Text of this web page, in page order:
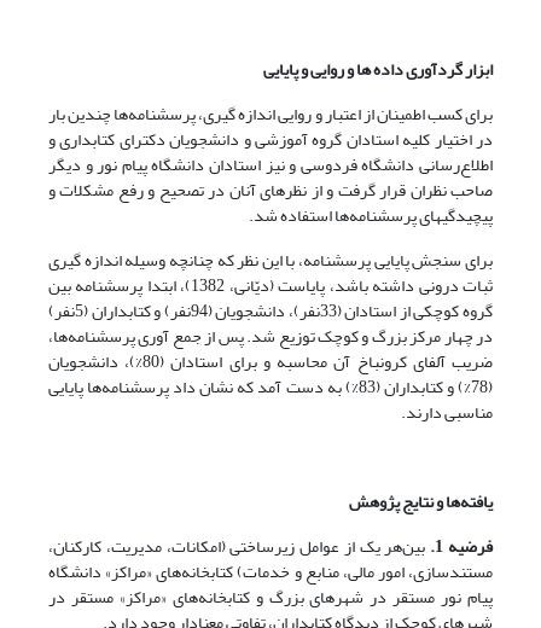
ابزار گردآوری داده ها و روایی و پایایی
برای کسب اطمینان از اعتبار و روایی اندازه گیری، پرسشنامه‌ها چندین بار
در اختیار کلیه استادان گروه آموزشی و دانشجویان دکترای کتابداری و
اطلاع‌رسانی دانشگاه فردوسی و نیز استادان دانشگاه پیام نور و دیگر
صاحب نظران قرار گرفت و از نظرهای آنان در تصحیح و رفع مشکلات و
پیچیدگیهای پرسشنامه‌ها استفاده شد.
برای سنجش پایایی پرسشنامه، با این نظر که چنانچه وسیله اندازه گیری
ثبات درونی داشته باشد، پایاست (دیّانی، 1382)، ابتدا پرسشنامه بین
گروه کوچکی از استادان (33نفر)، دانشجویان (94نفر) و کتابداران (5نفر)
در چهار مرکز بزرگ و کوچک توزیع شد. پس از جمع آوری پرسشنامه‌ها،
ضریب آلفای کرونباخ آن محاسبه و برای استادان (80%)، دانشجویان
(78%) و کتابداران (83%) به دست آمد که نشان داد پرسشنامه‌ها پایایی
مناسبی دارند.
یافته‌ها و نتایج پژوهش
فرضیه 1.
بین‌هر یک از عوامل زیرساختی (امکانات، مدیریت، کارکنان،
مستندسازی، امور مالی، منابع و خدمات) کتابخانه‌های «مراکز» دانشگاه
پیام نور مستقر در شهرهای بزرگ و کتابخانه‌های «مراکز» مستقر در